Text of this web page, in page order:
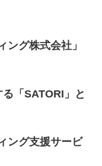
グ株式会社」
「SATORI」と
ング支援サービ